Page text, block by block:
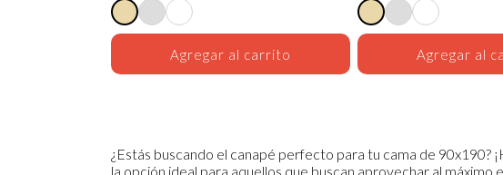
Agregar al carrito Agregar al
¿Estás buscando el canapé perfecto para tu cama de 90x190?
la opción ideal para aquellos que buscan aprovechar al